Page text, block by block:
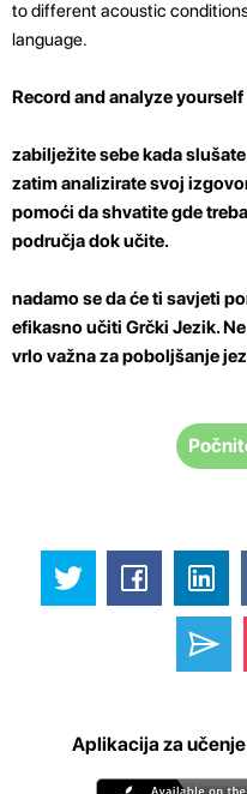
to different acoustic
language.
Record and analyze yourself
zabilježite sebe kada
zatim analizirate svoj
pomoći da shvatite gde
područja dok učite.
nadamo se da će ti savjeti
efikasno učiti Grčki Jezik.
vrlo važna za poboljšanje
Aplikacija za